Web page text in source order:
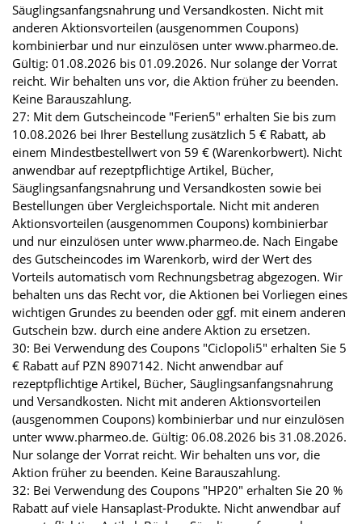
Säuglingsanfangsnahrung und Versandkosten. Nicht mit
anderen Aktionsvorteilen (ausgenommen Coupons)
kombinierbar und nur einzulösen unter www.pharmeo.de.
Gültig: 01.08.2026 bis 01.09.2026. Nur solange der Vorrat
reicht. Wir behalten uns vor, die Aktion früher zu beenden.
Keine Barauszahlung.
27: Mit dem Gutscheincode "Ferien5" erhalten Sie bis zum
10.08.2026 bei Ihrer Bestellung zusätzlich 5 € Rabatt, ab
einem Mindestbestellwert von 59 € (Warenkorbwert). Nicht
anwendbar auf rezeptpflichtige Artikel, Bücher,
Säuglingsanfangsnahrung und Versandkosten sowie bei
Bestellungen über Vergleichsportale. Nicht mit anderen
Aktionsvorteilen (ausgenommen Coupons) kombinierbar
und nur einzulösen unter www.pharmeo.de. Nach Eingabe
des Gutscheincodes im Warenkorb, wird der Wert des
Vorteils automatisch vom Rechnungsbetrag abgezogen. Wir
behalten uns das Recht vor, die Aktionen bei Vorliegen eines
wichtigen Grundes zu beenden oder ggf. mit einem anderen
Gutschein bzw. durch eine andere Aktion zu ersetzen.
30: Bei Verwendung des Coupons "Ciclopoli5" erhalten Sie 5
€ Rabatt auf PZN 8907142. Nicht anwendbar auf
rezeptpflichtige Artikel, Bücher, Säuglingsanfangsnahrung
und Versandkosten. Nicht mit anderen Aktionsvorteilen
(ausgenommen Coupons) kombinierbar und nur einzulösen
unter www.pharmeo.de. Gültig: 06.08.2026 bis 31.08.2026.
Nur solange der Vorrat reicht. Wir behalten uns vor, die
Aktion früher zu beenden. Keine Barauszahlung.
32: Bei Verwendung des Coupons "HP20" erhalten Sie 20 %
Rabatt auf viele Hansaplast-Produkte. Nicht anwendbar auf